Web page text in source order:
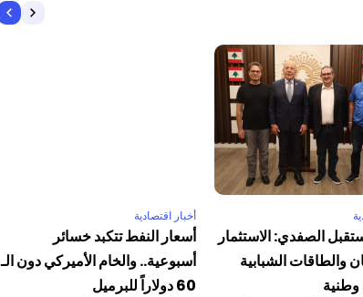
الصفدي: الاستثمار
والطاقات الشبابية
أخبار اقتصادية
أسعار النفط تتكبد خسائر
أسبوعية.. والخام الأميركي دون الـ
60 دولاراً للبرميل